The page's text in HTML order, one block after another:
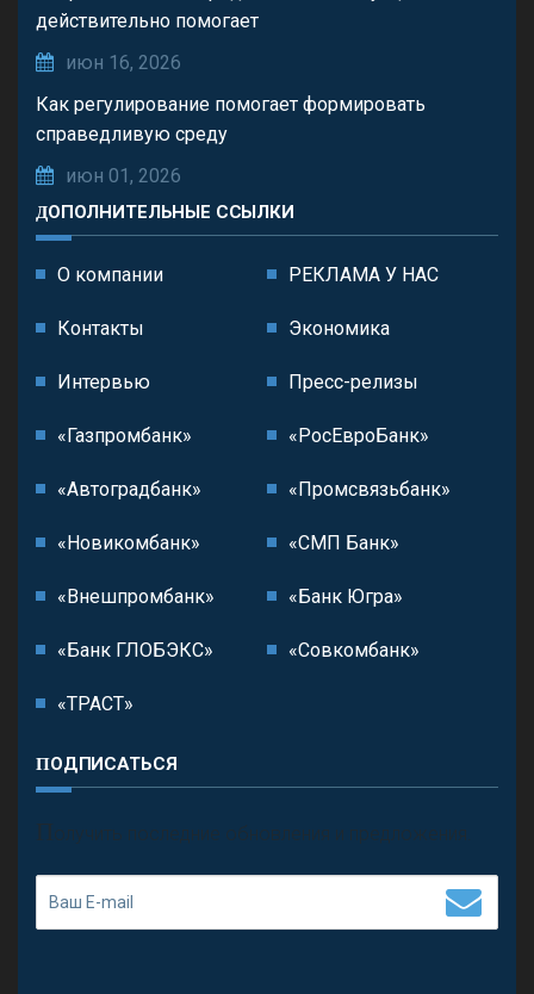
действительно помогает
июн 16, 2026
Как регулирование помогает формировать
справедливую среду
июн 01, 2026
ДОПОЛНИТЕЛЬНЫЕ ССЫЛКИ
О компании РЕКЛАМА У НАС
Контакты Экономика
Интервью Пресс-релизы
«Газпромбанк» «РосЕвроБанк»
«Автоградбанк» «Промсвязьбанк»
«Новикомбанк» «СМП Банк»
«Внешпромбанк» «Банк Югра»
«Банк ГЛОБЭКС» «Совкомбанк»
«ТРАСТ»
ПОДПИСАТЬСЯ
П олучить последние обновления и предложения.